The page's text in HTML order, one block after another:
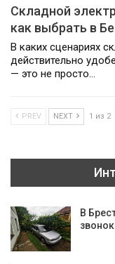
Складной
как выбрать в
В каких сценариях
действительно
— это не просто…
PREV NEXT 1 из 2
В
звонок